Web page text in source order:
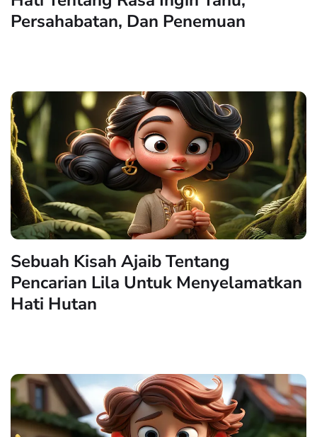
Persahabatan, Dan Penemuan
Sebuah Kisah Ajaib Tentang
Pencarian Lila Untuk Menyelamatkan
Hati Hutan